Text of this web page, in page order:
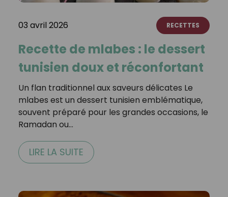
03 avril 2026 RECETTES
Recette de mlabes : le dessert
tunisien doux et réconfortant
Un flan traditionnel aux saveurs délicates Le
mlabes est un dessert tunisien emblématique,
souvent préparé pour les grandes occasions, le
Ramadan ou…
LIRE LA SUITE